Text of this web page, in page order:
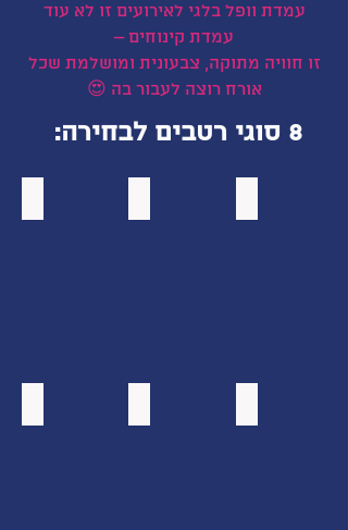
עמדת וופל בלגי לאירועים זו לא עוד
עמדת קינוחים –
זו חוויה מתוקה, צבעונית ומושלמת שכל
אורח רוצה לעבור בה 😍
8 סוגי רטבים לבחירה: